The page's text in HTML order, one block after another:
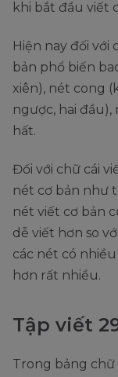
Hiện nay đối với
bản phổ biến
xiên), nét cong
ngược, hai
hất.
Đối với chữ cái
nét cơ bản như
nét viết cơ bản
dễ viết hơn so
các nét có
hơn rất nhiều.
Tập viết
Trong bảng chữ